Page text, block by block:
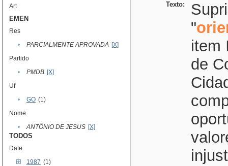
Art
EMEN
Res
•
PARCIALMENTE APROVADA [X]
Partido
•
PMDB [X]
Uf
•
GO (1)
Nome
•
ANTÔNIO DE JESUS [X]
TODOS
Date
1987 (1)
Texto:
"
item
de